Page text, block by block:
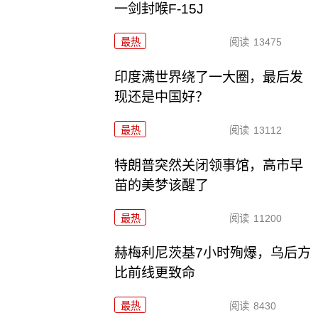
一剑封喉F-15J
最热 阅读 13475
印度满世界绕了一大圈，最后发
现还是中国好？
最热 阅读 13112
特朗普突然关闭领事馆，高市早
苗的美梦该醒了
最热 阅读 11200
赫梅利尼茨基7小时殉爆，乌后方
比前线更致命
最热 阅读 8430